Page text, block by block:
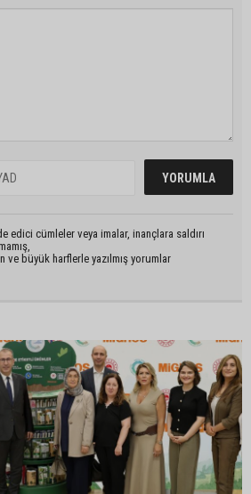
edici cümleler veya imalar, inançlara saldırı
ve büyük harflerle yazılmış yorumlar